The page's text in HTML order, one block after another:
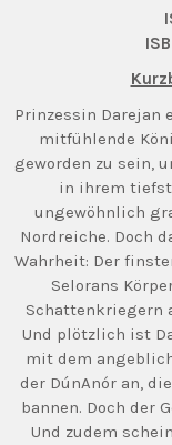
Prinzessin Darejan
mitfühlende
geworden zu sein,
in ihrem
ungewöhnlich
Nordreiche. Doch
Wahrheit: Der
Selorans
Schattenkriegern
Und plötzlich ist
mit dem
der DúnAnór an,
bannen. Doch der
Und zudem